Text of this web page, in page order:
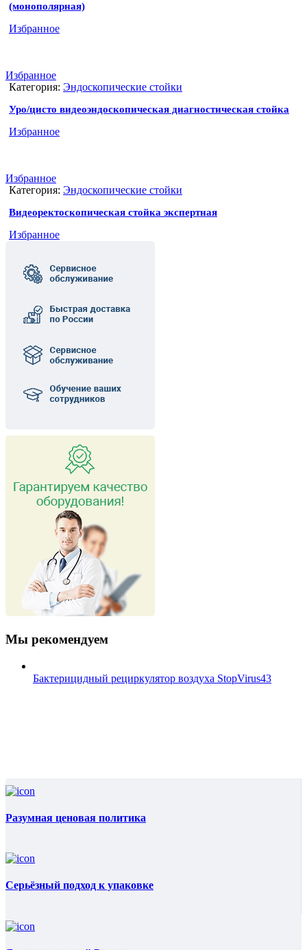
(монополярная)
Избранное
Избранное
Категория: Эндоскопические стойки
Уро/цисто видеоэндоскопическая диагностическая стойка
Избранное
Избранное
Категория: Эндоскопические стойки
Видеоректоскопическая стойка экспертная
Избранное
Мы рекомендуем
Бактерицидный рециркулятор воздуха StopVirus43
Разумная ценовая политика
Серьёзный подход к упаковке